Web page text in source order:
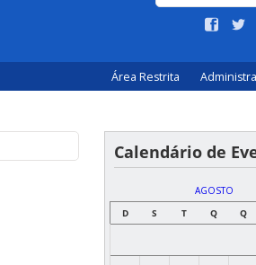
Área Restrita
Calendário de
AGOSTO
D
S T Q Q